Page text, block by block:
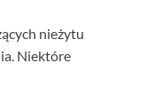
nieżytu
Niektóre